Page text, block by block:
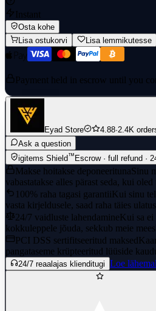
Instant
Osta kohe
Lisa ostukorvi
Lisa lemmikutesse
Payment held in escrow until you
Eyad Store 4.88·2.4K
Ask a question
igitems Shield™Escrow · full refund ·
Makse hoitakse deponeeritunaSinu
vabastatakse alles pärast seda, kui
100% raha tagasi garantiiKui sinu
vasta kirjeldusele, saad raha täies
24/7 vaidluste lahendamineKui sa ei
kokkuleppele jõuda, sekkub meie
PCI DSS sertifitseeritud maksed
pangataseme krüpteeritud lüüside
24/7 reaalajas klienditugi Loe